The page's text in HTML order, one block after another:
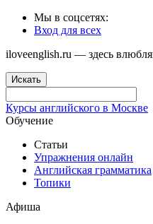
Мы в соцсетях:
Вход для всех
iloveenglish.ru — здесь
Искать
Курсы английского в Москве
Обучение
Статьи
Упражнения онлайн
Английская грамматика
Топики
Афиша